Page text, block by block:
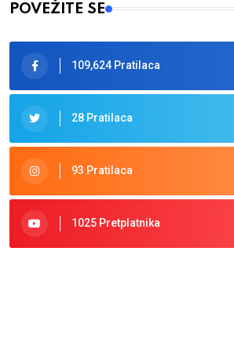
POVEŽITE SE
109,624 Pratilaca
28 Pratilaca
93 Pratilaca
1025 Pretplatnika